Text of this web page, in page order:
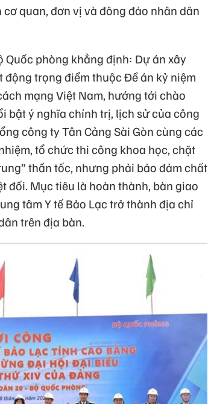
quan, đơn vị và đông đảo nhân dân
phòng khẳng định: Dự án xây
động trọng điểm thuộc Đề án kỷ niệm
mạng Việt Nam, hướng tới chào
bật ý nghĩa chính trị, lịch sử của công
công ty Tân Cảng Sài Gòn cùng các
tổ chức thi công khoa học, chặt
thần tốc, nhưng phải bảo đảm chất
đối. Mục tiêu là hoàn thành, bàn giao
tâm Y tế Bảo Lạc trở thành địa chỉ
trên địa bàn.